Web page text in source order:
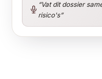
“Vat dit dossier
risico's”